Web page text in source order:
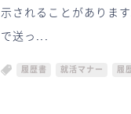
示されることがありま
で送っ...
履歴書 就活マナー 履